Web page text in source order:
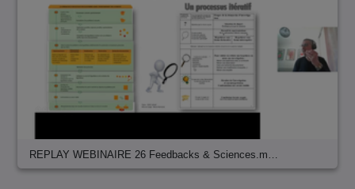
REPLAY WEBINAIRE 26 Feedbacks & Sciences.m…